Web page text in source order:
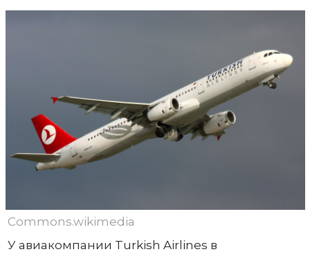
Commons.wikimedia
У авиакомпании Turkish Airlines в